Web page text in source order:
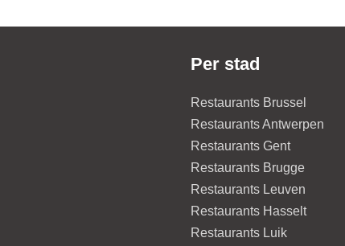
Per stad
Restaurants Brussel
Restaurants Antwerpen
Restaurants Gent
Restaurants Brugge
Restaurants Leuven
Restaurants Hasselt
Restaurants Luik